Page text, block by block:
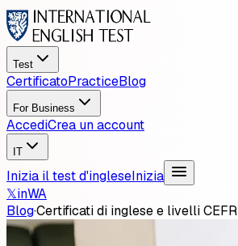
Test
CertificatoPracticeBlog
For Business
AccediCrea un account
IT
Inizia il test d'ingleseInizia
𝕏inWA
Blog·Certificati di inglese e livelli CEFR